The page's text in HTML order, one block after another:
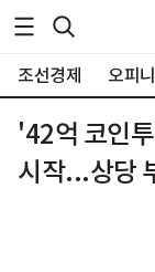
조선경제 오피
'42억 코인
시작...상당